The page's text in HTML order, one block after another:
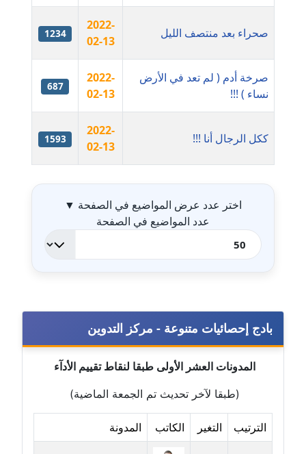
مدونة آيه الغمري
عاملة
مدونة آية عبد العزيز
عاملة
مدونة تامر زيدان
مدونة ثائر دالي
عاملة
عاملة
مدونة جلال الخطيب
صحراء بعد منتصف الليل
2022-
02-13
1234
صرخة أدم ( لم تعد في الأرض
نساء ) !!!
2022-
02-13
687
ككل الرجال أنا !!!
2022-
02-13
1593
اختر عدد عرض المواضيع في الصفحة ▼
عدد المواضيع في الصفحة
بادج إحصائيات متنوعة - مركز التدوين
المدونات العشر الأولى طبقا لنقاط تقييم الأدآء
(طبقا لآخر تحديث تم الجمعة الماضية)
الترتيب التغير الكاتب المدونة